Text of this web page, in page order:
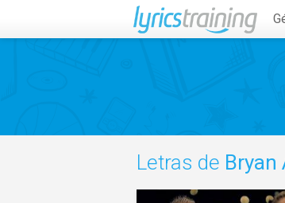
Letras de Bryan